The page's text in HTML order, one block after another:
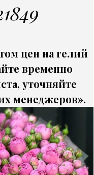
цен на гелий
временно
уточняйте
менеджеров».